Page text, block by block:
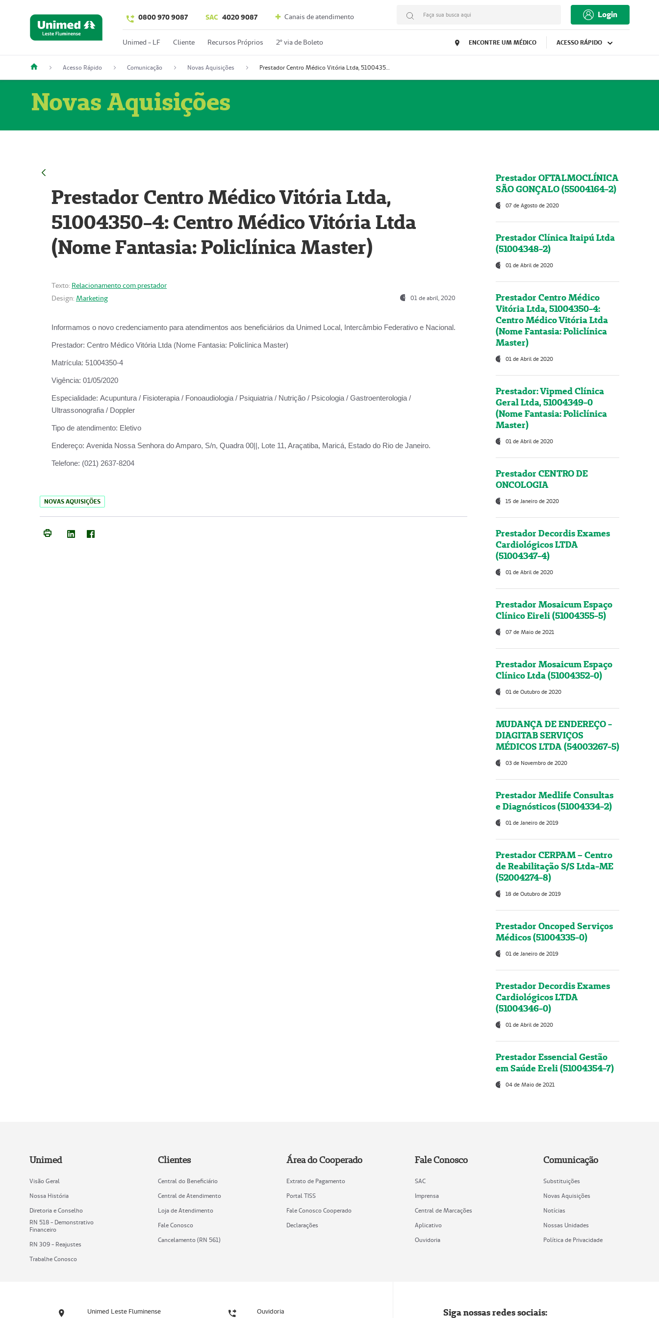
0800 970 9087 SAC 4020 9087 Canais de atendimento Faça sua busca aqui Login
Unimed - LF Cliente Recursos Próprios 2º via de Boleto ENCONTRE UM MÉDICO ACESSO RÁPIDO
Acesso Rápido Comunicação Novas Aquisições Prestador Centro Médico Vitória Ltda, 51004350-4: Centro Médico Vitória Ltda (Nome Fantasia: Policlínica Master)
Novas Aquisições
Prestador Centro Médico Vitória Ltda,
51004350-4: Centro Médico Vitória Ltda
(Nome Fantasia: Policlínica Master)
Texto: Relacionamento com prestador
Design: Marketing 01 de abril, 2020
Informamos o novo credenciamento para atendimentos aos beneficiários da Unimed Local, Intercâmbio Federativo e Nacional.
Prestador: Centro Médico Vitória Ltda (Nome Fantasia: Policlínica Master)
Matrícula: 51004350-4
Vigência: 01/05/2020
Especialidade: Acupuntura / Fisioterapia / Fonoaudiologia / Psiquiatria / Nutrição / Psicologia / Gastroenterologia /
Ultrassonografia / Doppler
Tipo de atendimento: Eletivo
Endereço: Avenida Nossa Senhora do Amparo, S/n, Quadra 00||, Lote 11, Araçatiba, Maricá, Estado do Rio de Janeiro.
Telefone: (021) 2637-8204
NOVAS AQUISIÇÕES
Prestador OFTALMOCLÍNICA
SÃO GONÇALO (55004164-2)
07 de Agosto de 2020
Prestador Clínica Itaipú Ltda
(51004348-2)
01 de Abril de 2020
Prestador Centro Médico
Vitória Ltda, 51004350-4:
Centro Médico Vitória Ltda
(Nome Fantasia: Policlínica
Master)
01 de Abril de 2020
Prestador: Vipmed Clínica
Geral Ltda, 51004349-0
(Nome Fantasia: Policlínica
Master)
01 de Abril de 2020
Prestador CENTRO DE
ONCOLOGIA
15 de Janeiro de 2020
Prestador Decordis Exames
Cardiológicos LTDA
(51004347-4)
01 de Abril de 2020
Prestador Mosaicum Espaço
Clínico Eireli (51004355-5)
07 de Maio de 2021
Prestador Mosaicum Espaço
Clínico Ltda (51004352-0)
01 de Outubro de 2020
MUDANÇA DE ENDEREÇO -
DIAGITAB SERVIÇOS
MÉDICOS LTDA (54003267-5)
03 de Novembro de 2020
Prestador Medlife Consultas
e Diagnósticos (51004334-2)
01 de Janeiro de 2019
Prestador CERPAM – Centro
de Reabilitação S/S Ltda-ME
(52004274-8)
18 de Outubro de 2019
Prestador Oncoped Serviços
Médicos (51004335-0)
01 de Janeiro de 2019
Prestador Decordis Exames
Cardiológicos LTDA
(51004346-0)
01 de Abril de 2020
Prestador Essencial Gestão
em Saúde Ereli (51004354-7)
04 de Maio de 2021
Unimed
Visão Geral
Nossa História
Diretoria e Conselho
RN 518 - Demonstrativo
Financeiro
RN 309 - Reajustes
Trabalhe Conosco
Clientes
Central do Beneficiário
Central de Atendimento
Loja de Atendimento
Fale Conosco
Cancelamento (RN 561)
Área do Cooperado
Extrato de Pagamento
Portal TISS
Fale Conosco Cooperado
Declarações
Fale Conosco
SAC
Imprensa
Central de Marcações
Aplicativo
Ouvidoria
Comunicação
Substituições
Novas Aquisições
Notícias
Nossas Unidades
Política de Privacidade
Unimed Leste Fluminense Ouvidoria Siga nossas redes sociais: